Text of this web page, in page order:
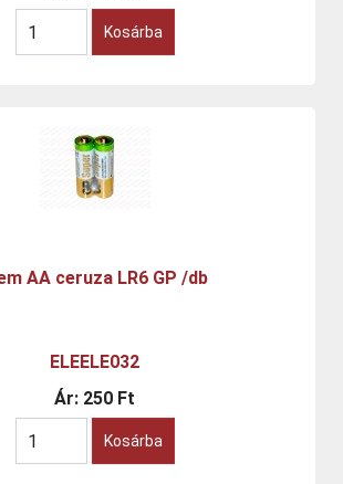
Kosárba
AA ceruza LR6 GP /db
ELEELE032
Ár: 250 Ft
Kosárba